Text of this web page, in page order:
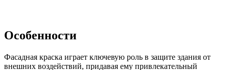
Особенности
Фасадная краска играет ключевую роль в защите здания от
внешних воздействий, придавая ему привлекательный